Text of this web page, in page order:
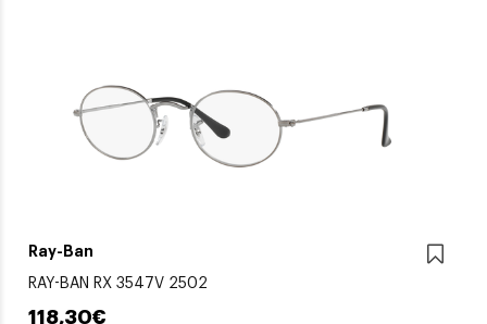
Ray-Ban
RAY-BAN RX 3547V 2502
118,30€